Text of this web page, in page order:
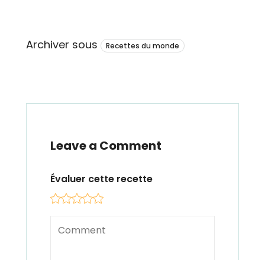
Archiver sous Recettes du monde
Leave a Comment
Évaluer cette recette